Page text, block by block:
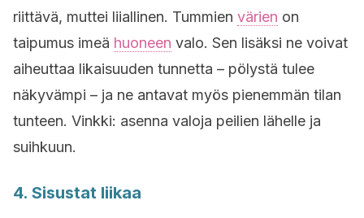
riittävä, muttei liiallinen. Tummien värien on
taipumus imeä huoneen valo. Sen lisäksi ne voivat
aiheuttaa likaisuuden tunnetta – pölystä tulee
näkyvämpi – ja ne antavat myös pienemmän tilan
tunteen. Vinkki: asenna valoja peilien lähelle ja
suihkuun.
4. Sisustat liikaa